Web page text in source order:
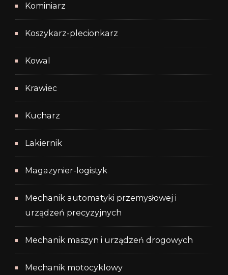
Kominiarz
Koszykarz-plecionkarz
Kowal
Krawiec
Kucharz
Lakiernik
Magazynier-logistyk
Mechanik automatyki przemysłowej i
urządzeń precyzyjnych
Mechanik maszyn i urządzeń drogowych
Mechanik motocyklowy